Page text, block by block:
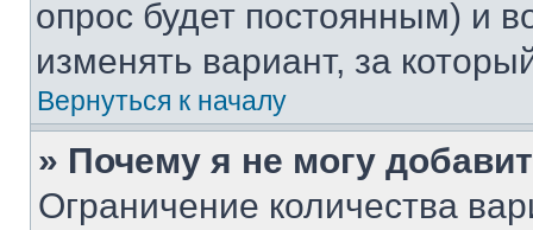
опрос будет постоянным) и
изменять вариант, за
Вернуться к началу
» Почему я не могу
Ограничение количества